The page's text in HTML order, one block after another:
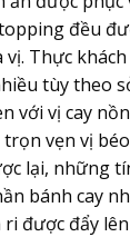
đều
Thực
tùy theo
với vị cay
vẹn vị
lại, những
bánh cay
được đẩy